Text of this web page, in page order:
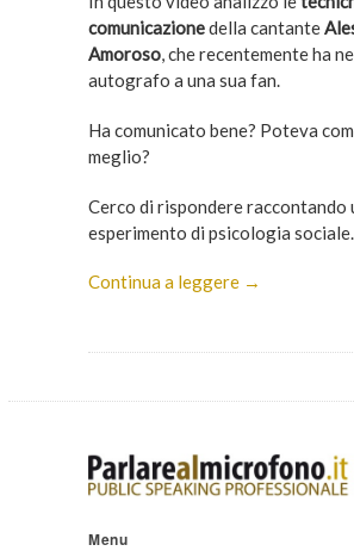
comunicazionedella cantante
Amoroso, che recentemente ha
autografo a una sua fan.
Ha comunicato bene? Poteva
meglio?
Cerco di rispondere raccontando
esperimento di psicologia sociale.
Continua a leggere →
Menu